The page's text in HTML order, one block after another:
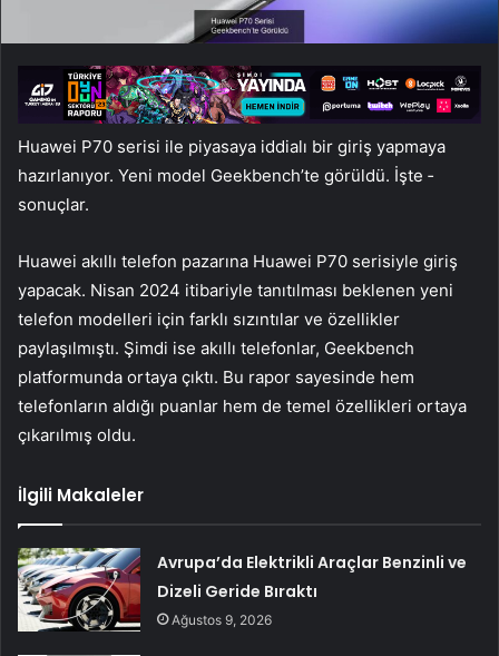
Huawei P70 serisi ile piyasaya iddialı bir giriş yapmaya
hazırlanıyor. Yeni model Geekbench’te görüldü. İşte ­
sonuçlar.
Huawei akıllı telefon pazarına Huawei P70 serisiyle giriş
yapacak. Nisan 2024 itibariyle tanıtılması beklenen yeni
telefon modelleri için farklı sızıntılar ve özellikler
paylaşılmıştı. Şimdi ise akıllı telefonlar, Geekbench
platformunda ortaya çıktı. Bu rapor sayesinde hem
telefonların aldığı puanlar hem de temel özellikleri ortaya
çıkarılmış oldu.
İlgili Makaleler
Avrupa’da Elektrikli Araçlar Benzinli ve
Dizeli Geride Bıraktı
Ağustos 9, 2026